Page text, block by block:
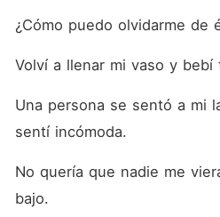
¿Cómo puedo olvidarme de
Volví a llenar mi vaso y
Una persona se sentó a mi
sentí incómoda.
No quería que nadie me
bajo.